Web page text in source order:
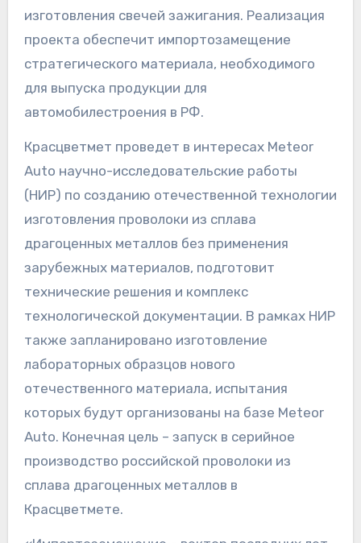
изготовления свечей зажигания. Реализация
проекта обеспечит импортозамещение
стратегического материала, необходимого
для выпуска продукции для
автомобилестроения в РФ.
Красцветмет проведет в интересах Meteor
Auto научно-исследовательские работы
(НИР) по созданию отечественной технологии
изготовления проволоки из сплава
драгоценных металлов без применения
зарубежных материалов, подготовит
технические решения и комплекс
технологической документации. В рамках НИР
также запланировано изготовление
лабораторных образцов нового
отечественного материала, испытания
которых будут организованы на базе Meteor
Auto. Конечная цель – запуск в серийное
производство российской проволоки из
сплава драгоценных металлов в
Красцветмете.